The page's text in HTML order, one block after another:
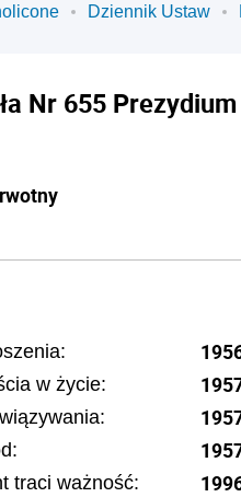
Dziennik Ustaw
Nr 655
w życie:
traci ważność: